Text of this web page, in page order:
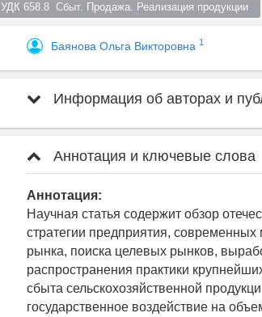
УДК 658.8  Сбыт. Продажа. Реализация продукции
Баянова Ольга Викторовна 1
Информация об авторах и
Аннотация и ключевые слова
Аннотация:
Научная статья содержит обзор
стратегии предприятия, современных
рынка, поиска целевых рынков,
распространения практики
сбыта сельскохозяйственной
государственное воздействие на